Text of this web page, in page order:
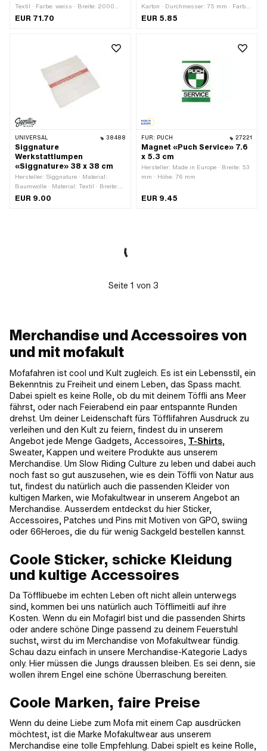
Textil · Farbe: weiss · Breite: 2000
mm · Höhe: 750 mm
EUR 71.70
Karton · Durchmesser: 75 mm · Farbe:
grün · Farbe: schwarz · Farbe: weiss ·
EUR 5.85
UNIVERSAL 38488
Siggnature
Werkstattlumpen
«Siggnature» 38 x 38 cm
Hersteller: Siggnature · Material:
Baumwolle · Material: Textil · Breite:
380 mm · Höhe: 380 mm ·
EUR 9.00
FÜR: PUCH 27221
Magnet «Puch Service» 7.6
x 5.3 cm
Hersteller: Made in Europe · Breite: 53
mm · Höhe: 76 mm
EUR 9.45
Seite 1 von 3
Merchandise und Accessoires von
und mit mofakult
Mofafahren ist cool und Kult zugleich. Es ist ein Lebensstil, ein
Bekenntnis zu Freiheit und einem Leben, das Spass macht.
Dabei spielt es keine Rolle, ob du mit deinem Töffli ans Meer
fährst, oder nach Feierabend ein paar entspannte Runden
drehst. Um deiner Leidenschaft fürs Töfflifahren Ausdruck zu
verleihen und den Kult zu feiern, findest du in unserem
Angebot jede Menge Gadgets, Accessoires, T-Shirts,
Sweater, Kappen und weitere Produkte aus unserem
Merchandise. Um Slow Riding Culture zu leben und dabei auch
noch fast so gut auszusehen, wie es dein Töffli von Natur aus
tut, findest du natürlich auch die passenden Kleider von
kultigen Marken, wie Mofakultwear in unserem Angebot an
Merchandise. Ausserdem entdeckst du hier Sticker,
Accessoires, Patches und Pins mit Motiven von GPO, swiing
oder 66Heroes, die du für wenig Sackgeld bestellen kannst.
Coole Sticker, schicke Kleidung
und kultige Accessoires
Da Töfflibuebe im echten Leben oft nicht allein unterwegs
sind, kommen bei uns natürlich auch Töfflimeitli auf ihre
Kosten. Wenn du ein Mofagirl bist und die passenden Shirts
oder andere schöne Dinge passend zu deinem Feuerstuhl
suchst, wirst du im Merchandise von Mofakultwear fündig.
Schau dazu einfach in unsere Merchandise-Kategorie Ladys
only. Hier müssen die Jungs draussen bleiben. Es sei denn, sie
wollen ihrem Engel eine schöne Überraschung bereiten.
Coole Marken, faire Preise
Wenn du deine Liebe zum Mofa mit einem Cap ausdrücken
möchtest, ist die Marke Mofakultwear aus unserem
Merchandise eine tolle Empfehlung. Dabei spielt es keine Rolle,